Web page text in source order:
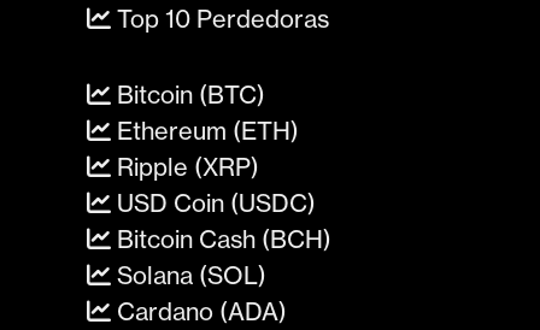
Top 10 Perdedoras
Bitcoin (BTC)
Ethereum (ETH)
Ripple (XRP)
USD Coin (USDC)
Bitcoin Cash (BCH)
Solana (SOL)
Cardano (ADA)